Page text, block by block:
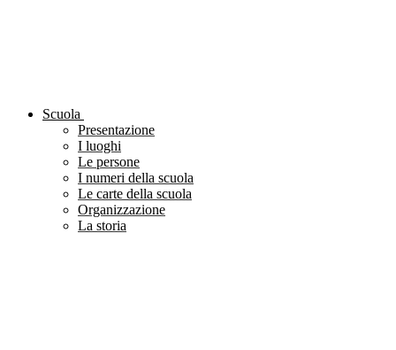
Scuola
Presentazione
I luoghi
Le persone
I numeri della scuola
Le carte della scuola
Organizzazione
La storia